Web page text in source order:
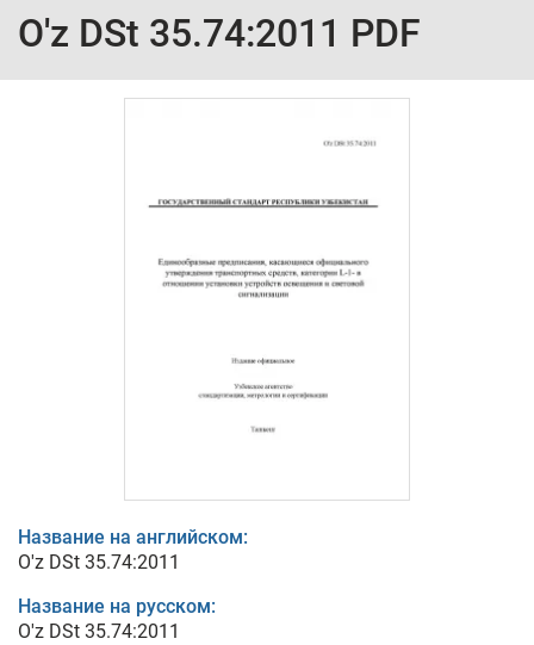
O'z DSt 35.74:2011 PDF
Название на английском:
O'z DSt 35.74:2011
Название на русском:
O'z DSt 35.74:2011